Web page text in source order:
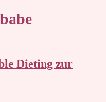
Dieting zur